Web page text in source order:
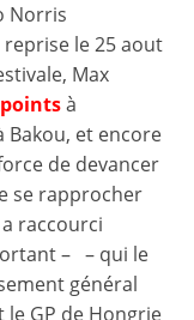
Norris
le 25 aout
Max
à
Bakou, et encore
de devancer
se rapprocher
raccourci
– – qui le
général
GP de Hongrie